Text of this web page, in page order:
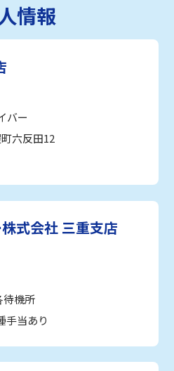
情報
バー
六反田12
式会社 三重支店
待機所
手当あり